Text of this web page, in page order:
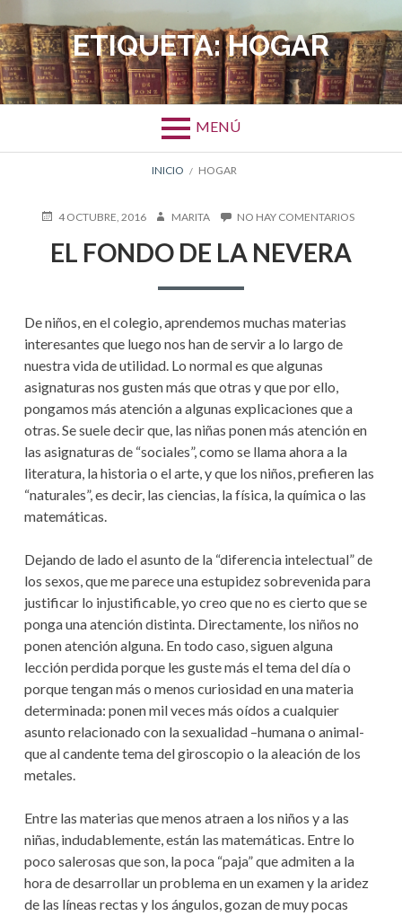
al
contenido
ETIQUETA:HOGAR
MENÚ
DE
AYUDA
LA
NAVEGACIÓN
INICIO HOGAR
PUBLICADO
4 OCTUBRE, 2016 AUTORMARITA NO HAY COMENTARIOSEN
EL FONDO DE LA NEVERA
De niños, en el colegio, aprendemos muchas materias
interesantes que luego nos han de servir a lo largo de
nuestra vida de utilidad. Lo normal es que algunas
asignaturas nos gusten más que otras y que por ello,
pongamos más atención a algunas explicaciones que a
otras. Se suele decir que, las niñas ponen más atención en
las asignaturas de “sociales”, como se llama ahora a la
literatura, la historia o el arte, y que los niños, prefieren las
“naturales”, es decir, las ciencias, la física, la química o las
matemáticas.
Dejando de lado el asunto de la “diferencia intelectual” de
los sexos, que me parece una estupidez sobrevenida para
justificar lo injustificable, yo creo que no es cierto que se
ponga una atención distinta. Directamente, los niños no
ponen atención alguna. En todo caso, siguen alguna
lección perdida porque les guste más el tema del día o
porque tengan más o menos curiosidad en una materia
determinada: ponen mil veces más oídos a cualquier
asunto relacionado con la sexualidad –humana o animal-
que al candente tema del giroscopio o la aleación de los
metales.
Entre las materias que menos atraen a los niños y a las
niñas, indudablemente, están las matemáticas. Entre lo
poco salerosas que son, la poca “paja” que admiten a la
hora de desarrollar un problema en un examen y la aridez
de las líneas rectas y los ángulos, gozan de muy pocas